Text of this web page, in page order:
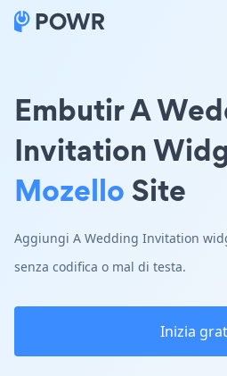
Embutir A
Invitation
MozelloSite
Aggiungi A Wedding Invitation
senza codifica o mal di testa.
Inizia